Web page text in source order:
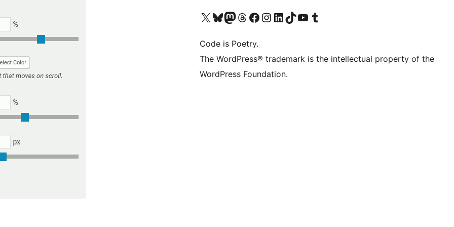
Visita il nostro account X (ex Twitter)
Visita il nostro account Bluesky
Visita il nostro account Mastodon
Visita il nostro account Threads
Visita la nostra pagina Facebook
Visita il nostro account Instagram
Visita il nostro account LinkedIn
Visita il nostro account TikTok
Visita il nostro canale YouTube
Visita il nostro account Tumblr
Code is Poetry.
The WordPress® trademark is the intellectual property of the
WordPress Foundation.